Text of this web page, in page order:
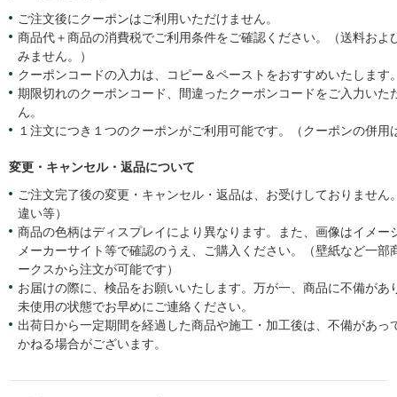
ご注文後にクーポンはご利用いただけません。
商品代＋商品の消費税でご利用条件をご確認ください。（送料およ
みません。）
クーポンコードの入力は、コピー＆ペーストをおすすめいたします
期限切れのクーポンコード、間違ったクーポンコードをご入力いた
ん。
１注文につき１つのクーポンがご利用可能です。（クーポンの併用
変更・キャンセル・返品について
ご注文完了後の変更・キャンセル・返品は、お受けしておりません
違い等）
商品の色柄はディスプレイにより異なります。また、画像はイメー
メーカーサイト等で確認のうえ、ご購入ください。（壁紙など一部
ークスから注文が可能です）
お届けの際に、検品をお願いいたします。万が一、商品に不備があ
未使用の状態でお早めにご連絡ください。
出荷日から一定期間を経過した商品や施工・加工後は、不備があっ
かねる場合がございます。